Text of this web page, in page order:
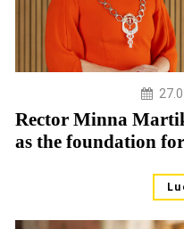
Rector Minna
as the foundation